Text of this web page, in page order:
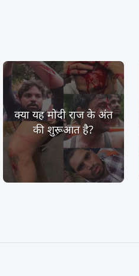
क्या यह मोदी राज के अंत
की शुरूआत है?